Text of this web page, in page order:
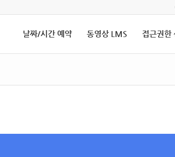
날짜/시간 예약 동영상 LMS 접근권한